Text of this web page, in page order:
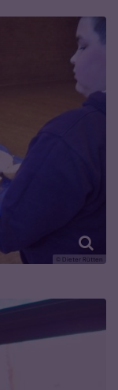
© Dieter Rütten